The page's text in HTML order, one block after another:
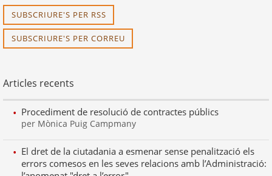
SUBSCRIURE'S PER RSS
SUBSCRIURE'S PER CORREU
Articles recents
Procediment de resolució de contractes públics
per Mònica Puig Campmany
El dret de la ciutadania a esmenar sense penalització els
errors comesos en les seves relacions amb l’Administració: